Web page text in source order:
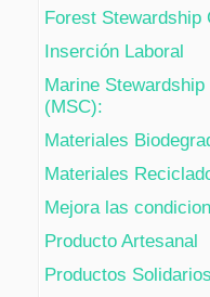
Forest Stewardship
Inserción Laboral
Marine Stewardship
(MSC):
Materiales
Materiales
Mejora las
Producto Artesanal
Productos Solidarios